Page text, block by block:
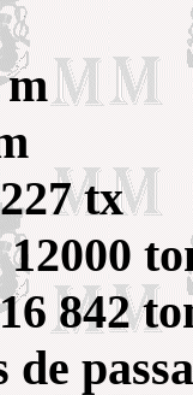
tx
842
de